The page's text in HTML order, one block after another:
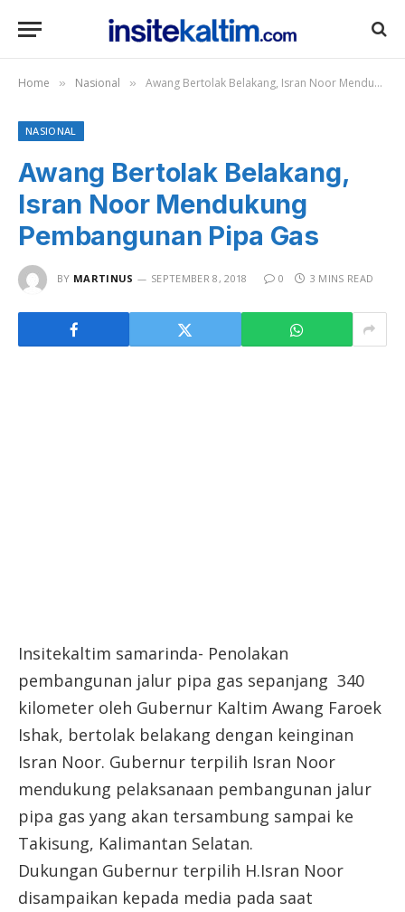
Home » Nasional » Awang Bertolak Belakang, Isran Noor Mendukung Pembangunan Pipa Gas
NASIONAL
Awang Bertolak Belakang,
Isran Noor Mendukung
Pembangunan Pipa Gas
BY MARTINUS SEPTEMBER 8, 2018 0 3 MINS READ
Insitekaltim samarinda- Penolakan
pembangunan jalur pipa gas sepanjang 340
kilometer oleh Gubernur Kaltim Awang Faroek
Ishak, bertolak belakang dengan keinginan
Isran Noor. Gubernur terpilih Isran Noor
mendukung pelaksanaan pembangunan jalur
pipa gas yang akan tersambung sampai ke
Takisung, Kalimantan Selatan.
Dukungan Gubernur terpilih H.Isran Noor
disampaikan kepada media pada saat